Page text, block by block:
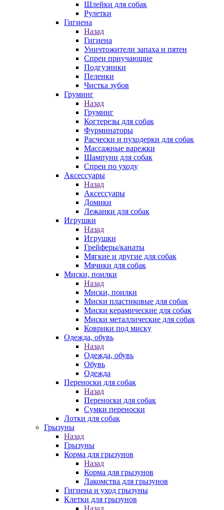
Шлейки для собак
Рулетки
Гигиена
Назад
Гигиена
Уничтожители запаха и пятен
Спреи приучающие
Подгузники
Пеленки
Чистка зубов
Груминг
Назад
Груминг
Когтерезы для собак
Фурминаторы
Расчески и пуходерки для собак
Массажные варежки
Шампуни для собак
Спреи по уходу
Аксессуары
Назад
Аксессуары
Домики
Лежанки для собак
Игрушки
Назад
Игрушки
Грейферы/канаты
Мягкие и другие для собак
Мячики для собак
Миски, поилки
Назад
Миски, поилки
Миски пластиковые для собак
Миски керамические для собак
Миски металлические для собак
Коврики под миску
Одежда, обувь
Назад
Одежда, обувь
Обувь
Одежда
Переноски для собак
Назад
Переноски для собак
Сумки переноски
Лотки для собак
Грызуны
Назад
Грызуны
Корма для грызунов
Назад
Корма для грызунов
Лакомства для грызунов
Гигиена и уход грызуны
Клетки для грызунов
Назад